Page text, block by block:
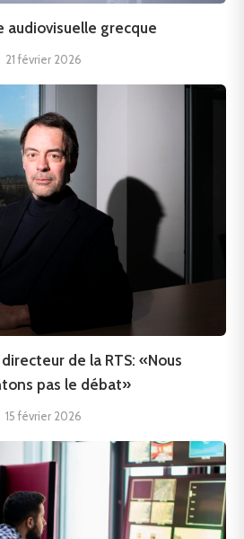
audiovisuelle grecque
21 février 2026
de la RTS: «Nous
pas le débat»
15 février 2026